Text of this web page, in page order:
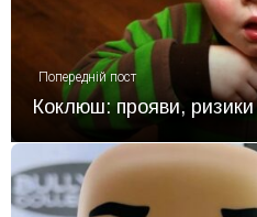
Попередній пост
Коклюш: прояви,